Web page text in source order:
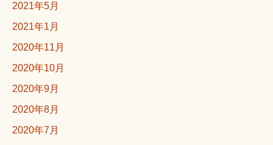
2021年5月
2021年1月
2020年11月
2020年10月
2020年9月
2020年8月
2020年7月